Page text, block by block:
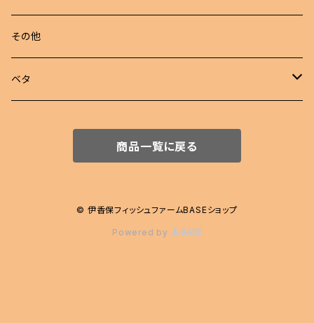
若魚
東錦
らんちゅう
めだか 定額
めだか セット
その他
ベタ
商品一覧に戻る
© 伊香保フィッシュファームBASEショップ
Powered by